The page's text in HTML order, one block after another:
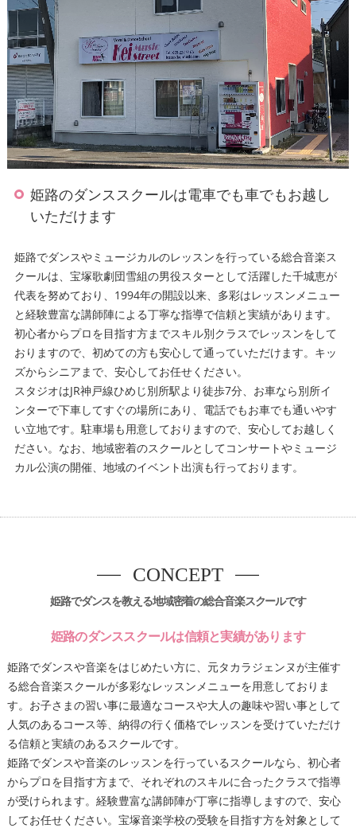
姫路のダンススクールは電車でも車でもお越し
いただけます
姫路でダンスやミュージカルのレッスンを行っている総合音楽ス
クールは、宝塚歌劇団雪組の男役スターとして活躍した千城恵が
代表を努めており、1994年の開設以来、多彩はレッスンメニュー
と経験豊富な講師陣による丁寧な指導で信頼と実績があります。
初心者からプロを目指す方までスキル別クラスでレッスンをして
おりますので、初めての方も安心して通っていただけます。キッ
ズからシニアまで、安心してお任せください。
スタジオはJR神戸線ひめじ別所駅より徒歩7分、お車なら別所イ
ンターで下車してすぐの場所にあり、電話でもお車でも通いやす
い立地です。駐車場も用意しておりますので、安心してお越しく
ださい。なお、地域密着のスクールとしてコンサートやミュージ
カル公演の開催、地域のイベント出演も行っております。
姫路でダンスを教える地域密着の総合音楽スクールです
CONCEPT
姫路のダンススクールは信頼と実績があります
姫路でダンスや音楽をはじめたい方に、元タカラジェンヌが主催す
る総合音楽スクールが多彩なレッスンメニューを用意しておりま
す。お子さまの習い事に最適なコースや大人の趣味や習い事として
人気のあるコース等、納得の行く価格でレッスンを受けていただけ
る信頼と実績のあるスクールです。
姫路でダンスや音楽のレッスンを行っているスクールなら、初心者
からプロを目指す方まで、それぞれのスキルに合ったクラスで指導
が受けられます。経験豊富な講師陣が丁寧に指導しますので、安心
してお任せください。宝塚音楽学校の受験を目指す方を対象として